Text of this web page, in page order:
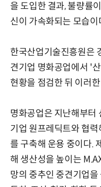
을 도입한 결과, 불량률
신이 가속화되는 모습이
한국산업기술진흥원은
견기업 명화공업에서 '
현황을 점검한 뒤 이러
명화공업은 지난해부터
기업 원프레딕트와 협력
를 구축해 운용 중이다.
해 생산성을 높이는
망의 중추인 중견기업